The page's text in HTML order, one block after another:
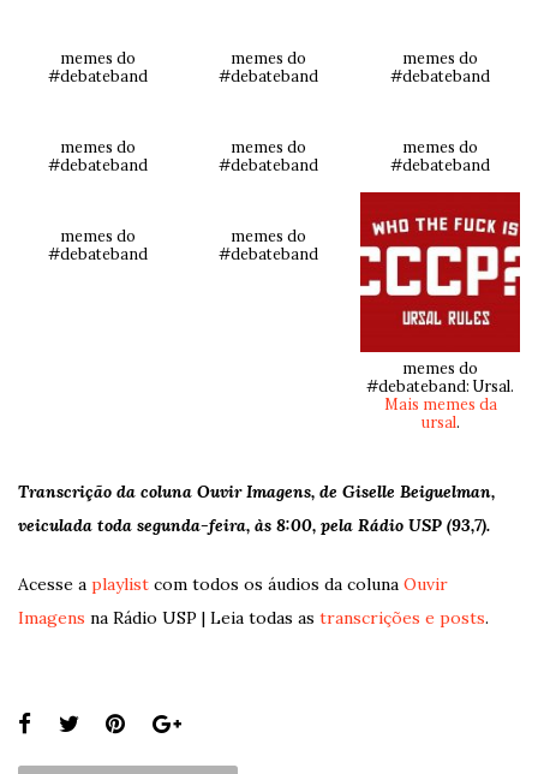
memes do
#debateband
memes do
#debateband
memes do
#debateband
memes do
#debateband
memes do
#debateband
memes do
#debateband
memes do
#debateband
memes do
#debateband
memes do
#debateband: Ursal.
Mais memes da
ursal.
Transcrição da coluna Ouvir Imagens, de Giselle Beiguelman,
veiculada toda segunda-feira, às 8:00, pela Rádio USP (93,7).
Acesse a playlist com todos os áudios da coluna Ouvir
Imagens na Rádio USP | Leia todas as transcrições e posts.
Share